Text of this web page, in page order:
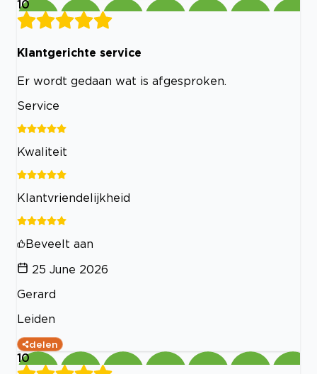
10
Klantgerichte service
Er wordt gedaan wat is afgesproken.
Service
Kwaliteit
Klantvriendelijkheid
Beveelt aan
25 June 2026
Gerard
Leiden
delen
10